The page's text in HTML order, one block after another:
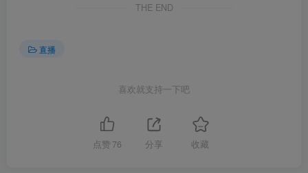
THE END
直播
喜欢就支持一下吧
点赞 76 分享 收藏